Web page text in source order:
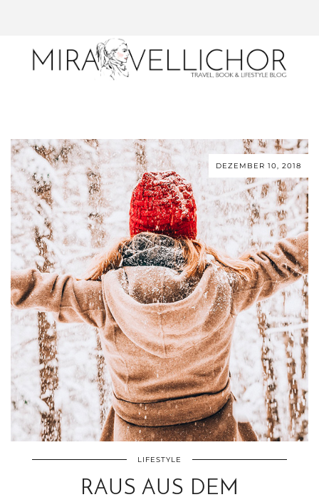
DEZEMBER 10, 2018
LIFESTYLE
RAUS AUS DEM